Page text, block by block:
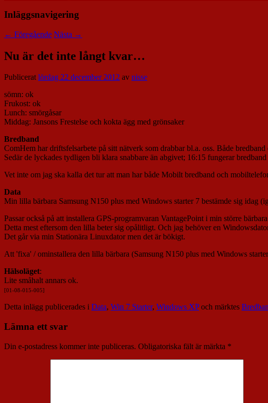
Inläggsnavigering
← Föregående Nästa →
Nu är det inte långt kvar…
Publiceratlördag 22 december 2012 av nisse
sömn: ok
Frukost: ok
Lunch: smörgåsar
Middag: Jansons Frestelse och kokta ägg med grönsaker
Bredband
ComHem har driftsfelsarbete på sitt nätverk som drabbar bl.a. oss. Både
Sedär de lyckades tydligen bli klara snabbare än abgivet; 16:15 fungerar
Vet inte om jag ska kalla det tur att man har både Mobilt bredband och
Data
Min lilla bärbara Samsung N150 plus med Windows starter 7 bestämde sig idag
Passar också på att installera GPS-programvaran VantagePoint i min större
Detta mest eftersom den lilla beter sig opålitligt. Och jag behöver en
Det går via min Stationära Linuxdator men det är bökigt.
Att 'fixa' / ominstallera den lilla bärbara (Samsung N150 plus med Windows
Hälsoläget:
Lite småhalt annars ok.
[01-08-015-005]
Detta inlägg publicerades i Data, Win 7 Starter, Windows XPoch märktes
Lämna ett svar
Din e-postadress kommer inte publiceras. Obligatoriska fält är märkta *